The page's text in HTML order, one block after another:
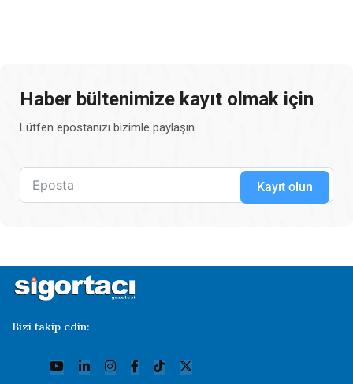
Haber bültenimize kayıt olmak için
Lütfen epostanızı bizimle paylaşın.
Kayıt olun
Bizi takip edin: